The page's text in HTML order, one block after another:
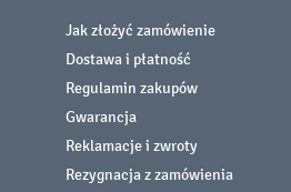
Jak złożyć zamówienie
Dostawa i płatność
Regulamin zakupów
Gwarancja
Reklamacje i zwroty
Rezygnacja z zamówienia